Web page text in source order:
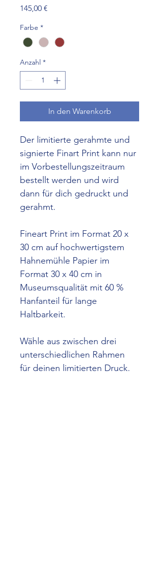
145,00 €
Farbe *
Anzahl *
In den Warenkorb
Der limitierte gerahmte und
signierte Finart Print kann nur
im Vorbestellungszeitraum
bestellt werden und wird
dann für dich gedruckt und
gerahmt.
Fineart Print im Format 20 x
30 cm auf hochwertigstem
Hahnemühle Papier im
Format 30 x 40 cm in
Museumsqualität mit 60 %
Hanfanteil für lange
Haltbarkeit.
Wähle aus zwischen drei
unterschiedlichen Rahmen
für deinen limitierten Druck.